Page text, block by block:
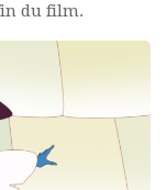
du film.